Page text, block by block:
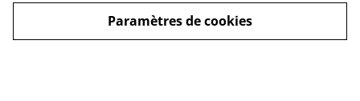
Paramètres de cookies